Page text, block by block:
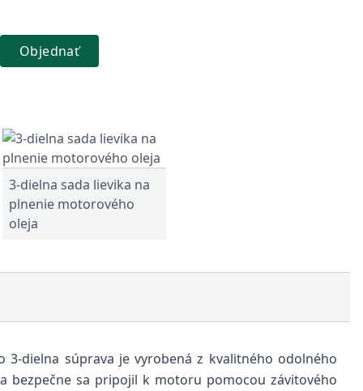
Objednať
3-dielna sada lievika na
plnenie motorového
oleja
dielna súprava je vyrobená z kvalitného odolného
bezpečne sa pripojil k motoru pomocou závitového